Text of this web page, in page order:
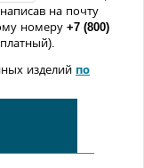
на почту
номеру +7 (800)
изделий по